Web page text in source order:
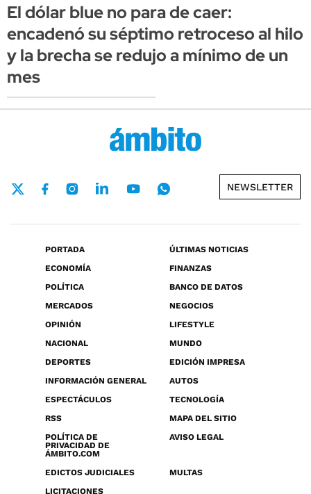
El dólar blue no para de caer:
encadenó su séptimo retroceso al hilo
y la brecha se redujo a mínimo de un
mes
NEWSLETTER
PORTADA
ÚLTIMAS NOTICIAS
ECONOMÍA
FINANZAS
POLÍTICA
BANCO DE DATOS
MERCADOS
NEGOCIOS
OPINIÓN
LIFESTYLE
NACIONAL
MUNDO
DEPORTES
EDICIÓN IMPRESA
INFORMACIÓN GENERAL
AUTOS
ESPECTÁCULOS
TECNOLOGÍA
RSS
MAPA DEL SITIO
POLÍTICA DE
PRIVACIDAD DE
ÁMBITO.COM
AVISO LEGAL
EDICTOS JUDICIALES
MULTAS
LICITACIONES